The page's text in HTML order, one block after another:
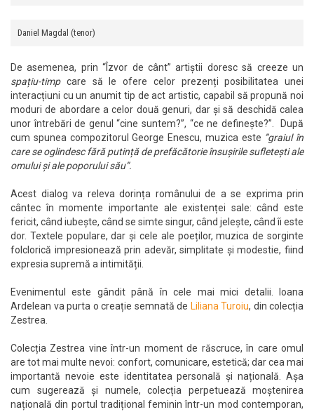
Daniel Magdal (tenor)
De asemenea, prin “Îzvor de cânt” artiștii doresc să creeze un
spațiu-timpcare să le ofere celor prezenți posibilitatea unei
interacțiuni cu un anumit tip de act artistic, capabil să propună noi
moduri de abordare a celor două genuri, dar și să deschidă calea
unor întrebări de genul “cine suntem?”, “ce ne definește?”. După
cum spunea compozitorul George Enescu, muzica este ”graiul în
care se oglindesc fără putință de prefăcătorie însușirile sufletești ale
omului și ale poporului său”.
Acest dialog va releva dorința românului de a se exprima prin
cântec în momente importante ale existenței sale: când este
fericit, când iubește, când se simte singur, când jelește, când îi este
dor. Textele populare, dar și cele ale poeților, muzica de sorginte
folclorică impresionează prin adevăr, simplitate și modestie, fiind
expresia supremă a intimității.
Evenimentul este gândit până în cele mai mici detalii. Ioana
Ardelean va purta o creație semnată de Liliana Turoiu, din colecția
Zestrea.
Colecția Zestrea vine într-un moment de răscruce, în care omul
are tot mai multe nevoi: confort, comunicare, estetică; dar cea mai
importantă nevoie este identitatea personală și națională. Așa
cum sugerează și numele, colecția perpetuează moștenirea
națională din portul tradițional feminin într-un mod contemporan,